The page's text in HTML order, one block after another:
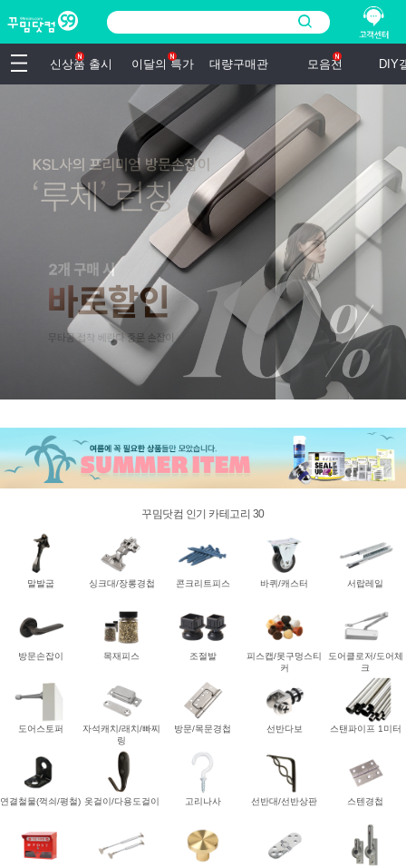
신상품 출시 이달의 특가 대량구매관 모음전 DIY
꾸밈닷컴 인기 카테고리 30
말발굽 싱크대/장롱경첩 콘크리트피스 바퀴/캐스터 서랍레일
방문손잡이 목재피스 조절발
피스캡/못구멍스티
커
도어클로저/도어체
크
도어스토퍼
자석캐치/래치/빠찌
링
방문/목문경첩 선반다보 스탠파이프 1미터
연결철물(꺽쇠/평철) 옷걸이/다용도걸이 고리나사 선반대/선반상판 스텐경첩